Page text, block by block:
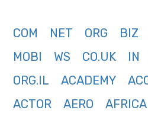
COM NET ORG BIZ
MOBI
WS CO.UK IN
ORG.IL
ACADEMY
ACTOR
AERO AFRICA